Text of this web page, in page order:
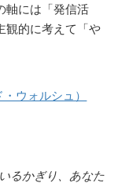
軸には「発信活
観的に考えて「や
ウォルシュ）
るかぎり、あなた